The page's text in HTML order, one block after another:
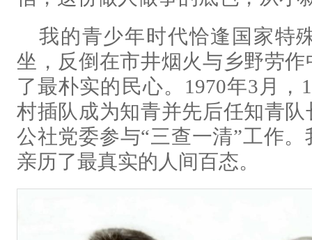
我的青少年时代恰逢国家特
坐，反倒在市井烟火与乡野劳
了最朴实的民心。1970年3月
村插队成为知青并先后任知青
公社党委参与“三查一清”工作
亲历了最真实的人间百态。